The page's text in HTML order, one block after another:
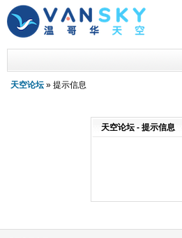
天空论坛 » 提示信息
天空论坛 - 提示信息